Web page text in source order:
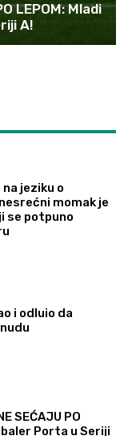
LEPOM: Mladi
A!
jeziku o
momak je
se potpuno
i odluio da
SEĆAJU PO
Porta u Seriji